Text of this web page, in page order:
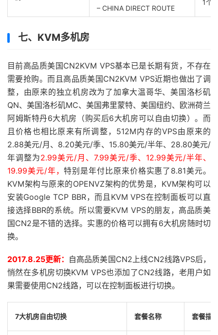
– CHINA DIRECT ROUTE
1个
七、KVM多机房
目前高品质美国CN2KVM VPS基本已是长期有货，不存在
需要抢购。而且高品质美国CN2KVM VPS近期也做出了调
整，由原来的独立机房改为了加拿大温哥华、美国洛杉矶
QN、美国洛杉矶MC、美国弗里蒙特、美国纽约、欧洲荷兰
阿姆斯特丹6大机房（购买后6大机房可以自由切换）。而
且价格也相比原来有所调整，512M内存的VPS由原来的
2.88美元/月、8.20美元/季、15.80美元/半年、28.80美元/
年调整为2.99美元/月、7.99美元/季、12.99美元/半年、
19.99美元/年，特别是年付比原来价格实惠了8.81美元。
KVM架构与原来的OPENVZ架构的优势是，KVM架构可以
安装Google TCP BBR，而且KVM VPS在控制面板可以直
接选择BBR的系统。所以需要KVM VPS的朋友，高品质美
国CN2是不错的选择。实惠的价格可以拥有6大机房随时切
换。
2017.8.25更新： 自高品质美国CN2上线CN2线路VPS后，
悄然在多机房切换KVM VPS也添加了CN2线路，老用户如
果需要使用CN2线路，可以在控制面板进行切换。
7大机房自由切换 套餐名称 套餐描